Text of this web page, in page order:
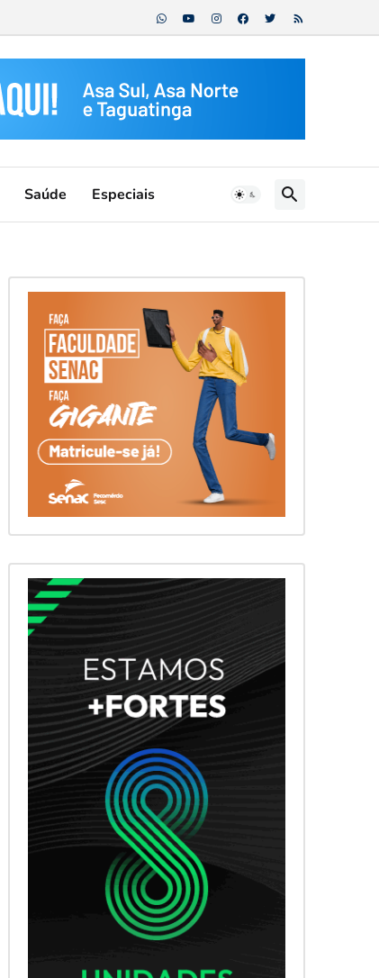
Saúde Especiais